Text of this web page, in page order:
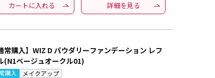
カートに入れる 詳細を見る
常購入】WIZ D パウダリーファンデーション レフ
(N1ベージュオークル01)
購入 メイクアップ